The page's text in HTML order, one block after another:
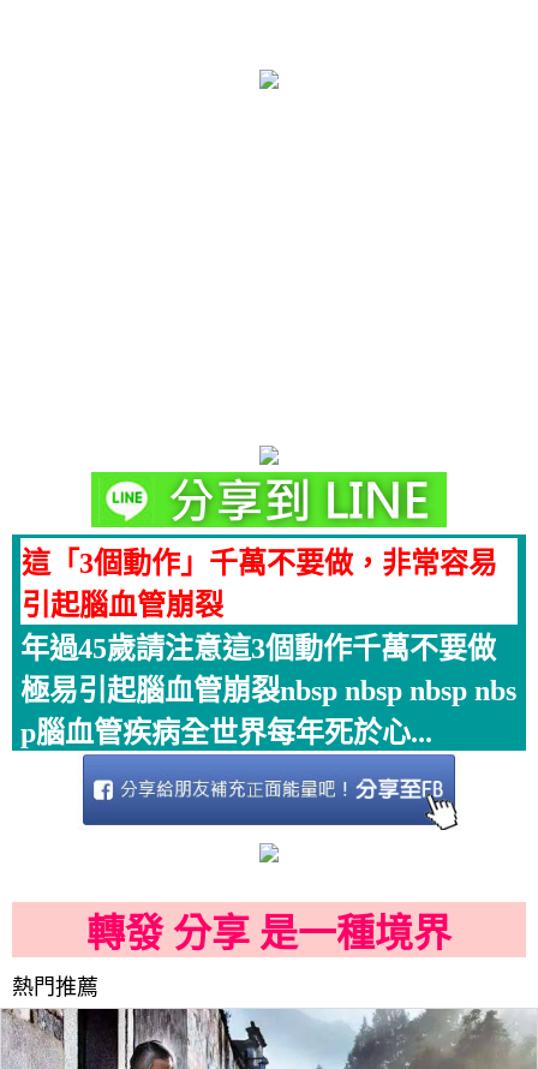
這「3個動作」千萬不要做，非常容易
引起腦血管崩裂
年過45歲請注意這3個動作千萬不要做
極易引起腦血管崩裂nbsp nbsp nbsp nbs
p腦血管疾病全世界每年死於心...
轉發 分享 是一種境界
熱門推薦